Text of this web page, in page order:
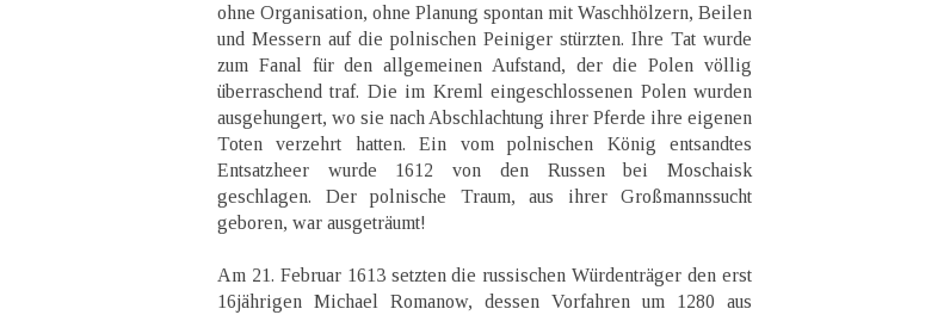
ohne Organisation, ohne Planung spontan mit Waschhölzern, Beilen
und Messern auf die polnischen Peiniger stürzten. Ihre Tat wurde
zum Fanal für den allgemeinen Aufstand, der die Polen völlig
überraschend traf. Die im Kreml eingeschlossenen Polen wurden
ausgehungert, wo sie nach Abschlachtung ihrer Pferde ihre eigenen
Toten verzehrt hatten. Ein vom polnischen König entsandtes
Entsatzheer wurde 1612 von den Russen bei Moschaisk
geschlagen. Der polnische Traum, aus ihrer Großmannssucht
geboren, war ausgeträumt!
Am 21. Februar 1613 setzten die russischen Würdenträger den erst
16jährigen Michael Romanow, dessen Vorfahren um 1280 aus